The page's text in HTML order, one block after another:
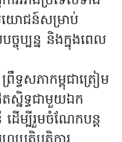
យោជន៍សម្រាប់
ចុប្បន្ន និងក្នុងពេល
រឹទ្ធសភាកម្ពុជាត្រៀម
តស្និទ្ធជាមួយឯក
ដើម្បីរួមចំណែកបន្ត